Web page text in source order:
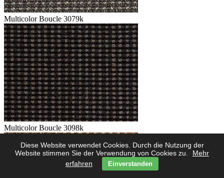
Diese Website verwendet Cookies. Durch die Nutzung der
Website stimmen Sie der Verwendung von Cookies zu.
Mehr
erfahren
Einverstanden
Multicolor Boucle 3079k
Multicolor Boucle 3098k